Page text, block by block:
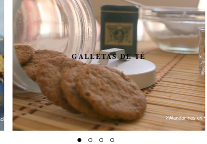
GALLETAS DE TÉ